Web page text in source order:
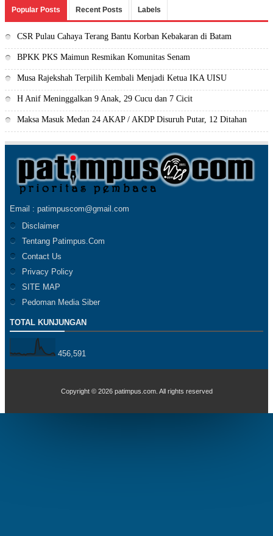
Popular Posts Recent Posts Labels
CSR Pulau Cahaya Terang Bantu Korban Kebakaran di Batam
BPKK PKS Maimun Resmikan Komunitas Senam
Musa Rajekshah Terpilih Kembali Menjadi Ketua IKA UISU
H Anif Meninggalkan 9 Anak, 29 Cucu dan 7 Cicit
Maksa Masuk Medan 24 AKAP / AKDP Disuruh Putar, 12 Ditahan
Email : patimpuscom@gmail.com
Disclaimer
Tentang Patimpus.Com
Contact Us
Privacy Policy
SITE MAP
Pedoman Media Siber
TOTAL KUNJUNGAN
456,591
Copyright © 2026 patimpus.com. All rights reserved